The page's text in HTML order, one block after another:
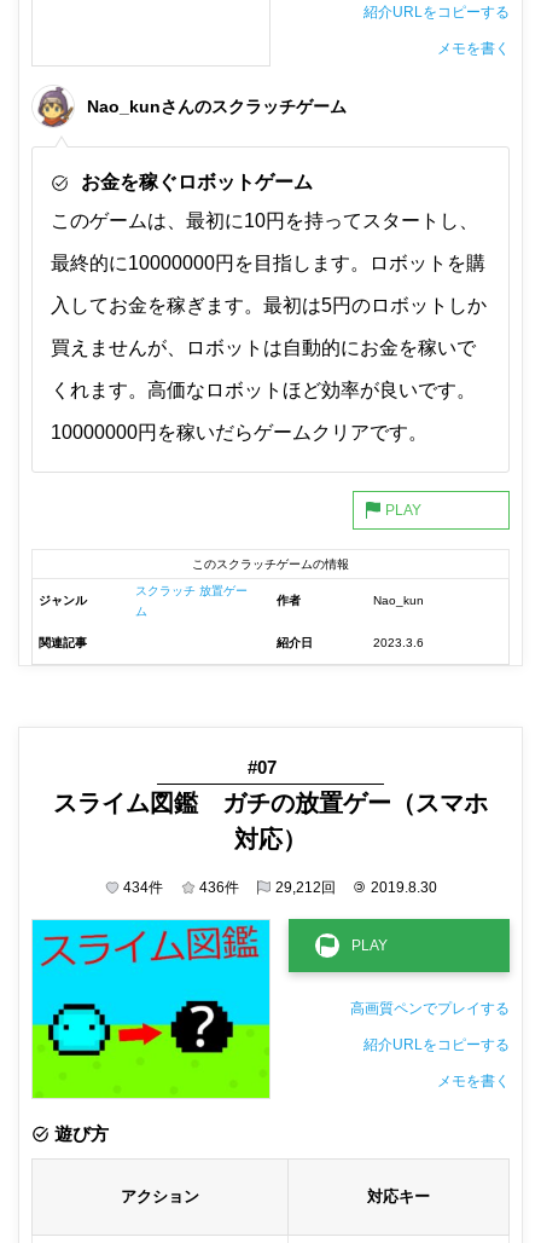
紹介URLをコピーする
メモを書く
Nao_kunさんのスクラッチゲーム
お金を稼ぐロボットゲーム
このゲームは、最初に10円を持ってスタートし、
最終的に10000000円を目指します。ロボットを購
入してお金を稼ぎます。最初は5円のロボットしか
買えませんが、ロボットは自動的にお金を稼いで
くれます。高価なロボットほど効率が良いです。
10000000円を稼いだらゲームクリアです。
このスクラッチゲームの情報
ジャンル
スクラッチ 放置ゲー
ム
作者 Nao_kun
関連記事 紹介日 2023.3.6
#07
スライム図鑑 ガチの放置ゲー（スマホ
対応）
434件 436件 29,212 回 © 2019.8.30
高画質ペンでプレイする
紹介URLをコピーする
メモを書く
遊び方
アクション 対応キー